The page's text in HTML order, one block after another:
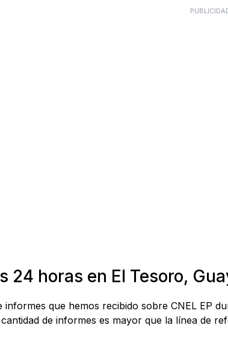
24 horas en El Tesoro,
informes que hemos recibido sobre CNEL EP
de informes es mayor que la línea de